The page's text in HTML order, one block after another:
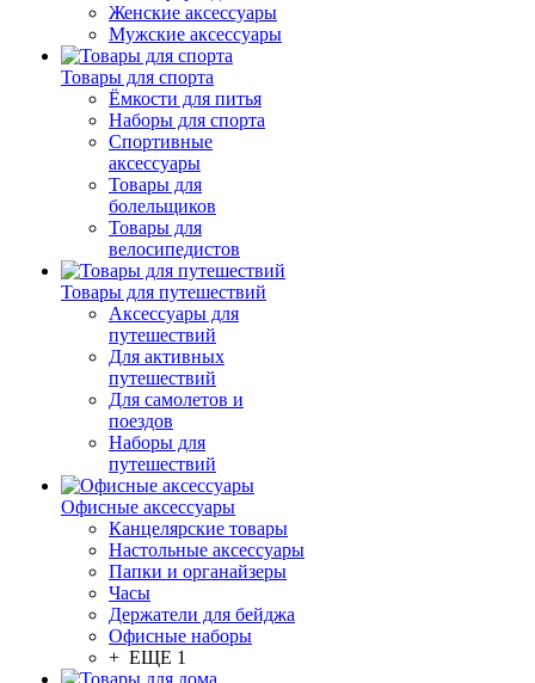
Женские аксессуары
Мужские аксессуары
Товары для спорта
Ёмкости для питья
Наборы для спорта
Спортивные
аксессуары
Товары для
болельщиков
Товары для
велосипедистов
Товары для путешествий
Аксессуары для
путешествий
Для активных
путешествий
Для самолетов и
поездов
Наборы для
путешествий
Офисные аксессуары
Канцелярские товары
Настольные аксессуары
Папки и органайзеры
Часы
Держатели для бейджа
Офисные наборы
+ ЕЩЕ 1